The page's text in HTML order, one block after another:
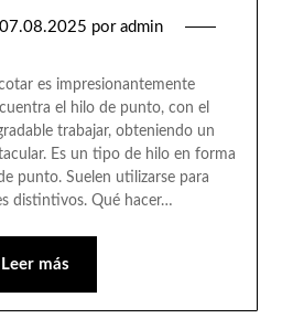
07.08.2025 por admin
es impresionantemente
el hilo de punto, con el
trabajar, obteniendo un
Es un tipo de hilo en forma
punto. Suelen utilizarse para
distintivos. Qué hacer…
Leer más